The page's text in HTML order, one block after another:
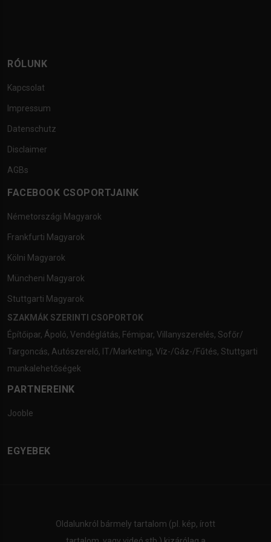
RÓLUNK
Kapcsolat
Impressum
Datenschutz
Disclaimer
AGBs
FACEBOOK CSOPORTJAINK
Németországi Magyarok
Frankfurti Magyarok
Kölni Magyarok
Müncheni Magyarok
Stuttgarti Magyarok
SZAKMÁK SZERINTI CSOPORTOK
Építőipar, Ápoló, Vendéglátás, Fémipar, Villanyszerelés, Sofőr/
Targoncás, Autószerelő, IT/Marketing, Víz-/Gáz-/Fűtés, Stuttgarti
munkalehetőségek
PARTNEREINK
Jooble
EGYEBEK
Oldalunkról bármely tartalom (pl. kép, írott